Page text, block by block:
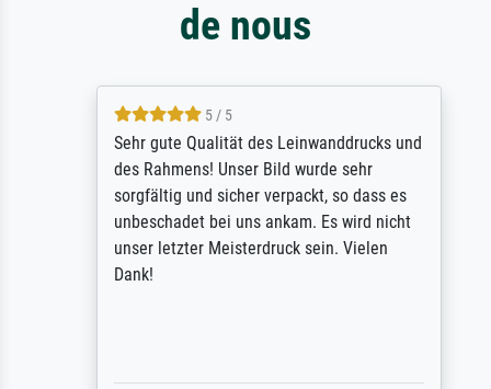
de nous
5 / 5
Sehr gute Qualität des Leinwanddrucks und
des Rahmens! Unser Bild wurde sehr
sorgfältig und sicher verpackt, so dass es
unbeschadet bei uns ankam. Es wird nicht
unser letzter Meisterdruck sein. Vielen
Dank!